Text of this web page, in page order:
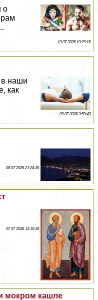
о
10 07 2026 10:29:16
в наши
как
09 07 2026 3:59:43
08 07 2026 21:24:38
07 07 2026 13:10:18
мокром кашле